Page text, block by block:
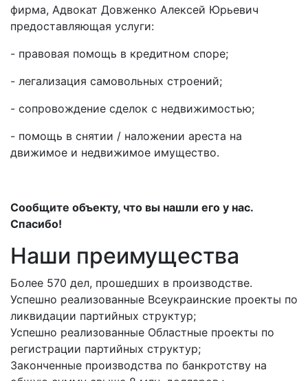
фирма, Адвокат Довженко Алексей Юрьевич
предоставляющая услуги:
- правовая помощь в кредитном споре;
- легализация самовольных строений;
- сопровождение сделок с недвижимостью;
- помощь в снятии / наложении ареста на
движимое и недвижимое имущество.
Сообщите объекту, что вы нашли его у нас.
Спасибо!
Наши преимущества
Более 570 дел, прошедших в производстве.
Успешно реализованные Всеукраинские проекты по
ликвидации партийных структур;
Успешно реализованные Областные проекты по
регистрации партийных структур;
Законченные производства по банкротству на